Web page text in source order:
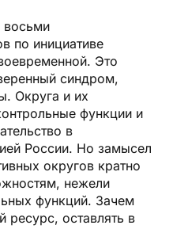
восьми
по инициативе
Это
синдром,
Округа и их
функции и
в
России. Но замысел
округов кратно
нежели
функций. Зачем
оставлять в